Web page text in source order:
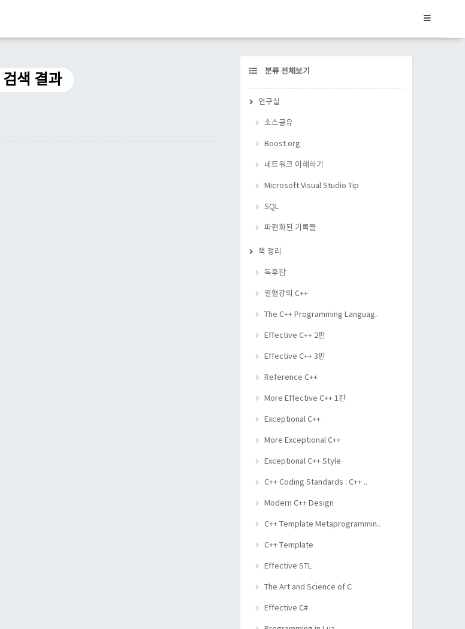
검색 결과
CATEGORY
분류 전체보기
연구실
소스공유
Boost.org
네트워크 이해하기
Microsoft Visual Studio Tip
SQL
파편화된 기록들
책 정리
독후감
열혈강의 C++
The C++ Programming Languag..
Effective C++ 2판
Effective C++ 3판
Reference C++
More Effective C++ 1판
Exceptional C++
More Exceptional C++
Exceptional C++ Style
C++ Coding Standards : C++ ..
Modern C++ Design
C++ Template Metaprogrammin..
C++ Template
Effective STL
The Art and Science of C
Effective C#